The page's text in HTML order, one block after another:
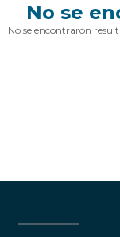
No se
No se encontraron